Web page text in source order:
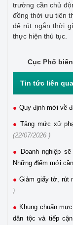
trường cần chủ
đồng thời ưu tiên
để rút ngắn thời
thực hiện thủ tục.
Cục Phổ
Tin tức liên
Quy định mới về
Tăng mức xử
(22/07/2026 )
Doanh nghiệp
Những điểm mới
Giảm giấy tờ, rút
)
Khung chuẩn
dân tộc và tiếp